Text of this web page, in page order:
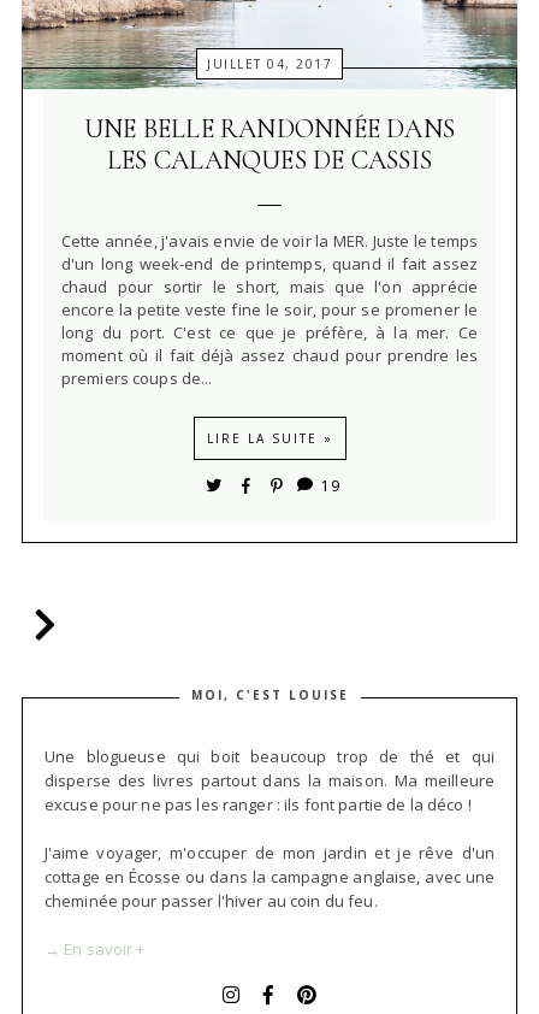
JUILLET 04, 2017
UNE BELLE RANDONNÉE DANS
LES CALANQUES DE CASSIS
Cette année, j'avais envie de voir la MER. Juste le temps
d'un long week-end de printemps, quand il fait assez
chaud pour sortir le short, mais que l'on apprécie
encore la petite veste fine le soir, pour se promener le
long du port. C'est ce que je préfère, à la mer. Ce
moment où il fait déjà assez chaud pour prendre les
premiers coups de...
LIRE LA SUITE »
19
MOI, C'EST LOUISE
Une blogueuse qui boit beaucoup trop de thé et qui
disperse des livres partout dans la maison. Ma meilleure
excuse pour ne pas les ranger : ils font partie de la déco !
J'aime voyager, m'occuper de mon jardin et je rêve d'un
cottage en Écosse ou dans la campagne anglaise, avec une
cheminée pour passer l'hiver au coin du feu.
→ En savoir +